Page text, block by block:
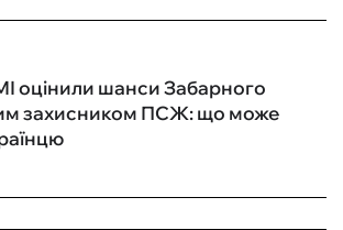
оцінили шанси Забарного
захисником ПСЖ: що може